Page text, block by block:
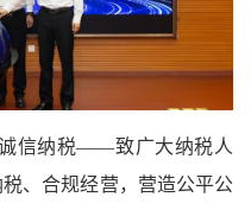
信纳税——致广大纳税人
、合规经营，营造公平公